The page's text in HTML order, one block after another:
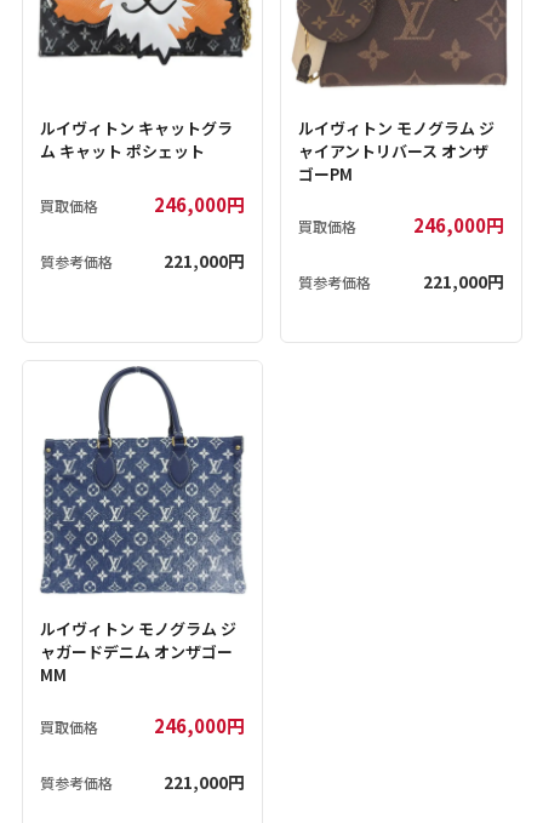
ルイヴィトン キャットグラ
ム キャット ポシェット
買取価格 246,000円
質参考価格 221,000円
ルイヴィトン モノグラム ジ
ャイアントリバース オンザ
ゴーPM
買取価格 246,000円
質参考価格 221,000円
ルイヴィトン モノグラム ジ
ャガードデニム オンザゴー
MM
買取価格 246,000円
質参考価格 221,000円